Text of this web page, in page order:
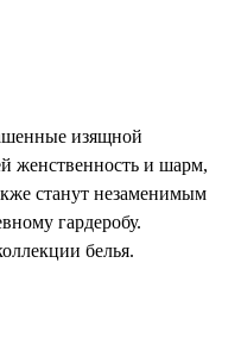
изящной
женственность и шарм,
станут незаменимым
гардеробу.
белья.